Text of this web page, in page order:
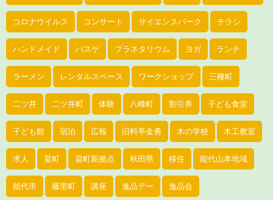
コロナウイルス コンサート サイエンスパーク チラシ
ハンドメイド バスケ プラネタリウム ヨガ ランチ
ラーメン レンタルスペース ワークショップ 三種町
二ツ井 二ツ井町 体験 八峰町 割引券 子ども食堂
子ども館 宿泊 広報 旧料亭金勇 木の学校 木工教室
求人 畠町 畠町新拠点 秋田県 移住 能代山本地域
能代市 藤里町 講座 逸品デー 逸品会